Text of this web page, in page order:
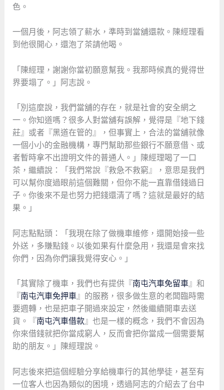
色。
一個月後，阿志領了薪水，準時到當舖還款。陳經理看
到他很開心，還泡了茶請他喝。
「陳經理，謝謝你當初願意幫我。我那時候真的覺得世
界要塌了。」阿志說。
「別這麼說，我們當舖的存在，就是社會的安全網之
一。你知道嗎？很多人對當舖有誤解，覺得是『地下錢
莊』或者『黑道在管的』，但事實上，合法的當舖就像
一個小小的金融機構，專門幫助那些銀行不願意借、或
者暫時拿不出證明文件的普通人。」陳經理喝了一口
茶，繼續說：「我們常說『救急不救窮』，意思是我們
可以幫你度過眼前這個難關，但你不能一直靠借錢過日
子。你後來不是也努力把錢還清了嗎？這就是最好的結
果。」
阿志點點頭：「我現在除了做機車維修，還開始接一些
外送，多賺點錢。以後如果有什麼急用，我還是會來找
你們，因為你們讓我覺得安心。」
「其實除了機車，我們也有提供『南屯汽車免留車』和
『南屯汽車免押車』的服務，很多做生意的老闆臨時需
要週轉，也是把車子開過來設定，然後繼續開車去送
貨。『南屯汽車借款』也是一樣的概念，我們不會因為
你來借錢就把你當成窮人，反而會把你當成一個需要幫
助的朋友。」陳經理說。
阿志後來把這個經驗分享給機車行的其他學徒，甚至有
一位客人也因為類似的困境，透過阿志的介紹去了台中